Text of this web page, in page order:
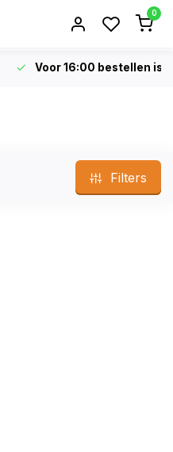
0
Voor 16:00 bestellen is
Filters